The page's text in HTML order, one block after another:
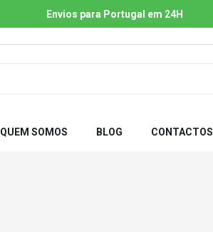
Envios para Portugal em 24H
QUEM SOMOS BLOG CONTACTOS